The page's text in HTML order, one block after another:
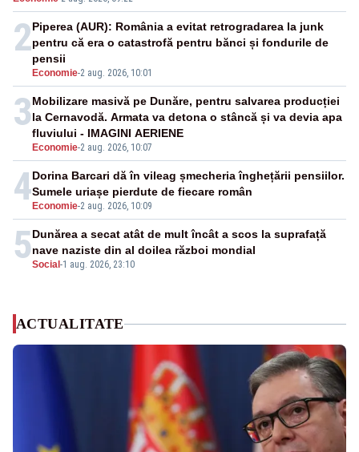
2
Economie-2 aug. 2026, 10:01
Piperea (AUR): România a evitat retrogradarea la junk
pentru că era o catastrofă pentru bănci și fondurile de
pensii
3
Economie-2 aug. 2026, 10:07
Mobilizare masivă pe Dunăre, pentru salvarea producției
la Cernavodă. Armata va detona o stâncă și va devia apa
fluviului - IMAGINI AERIENE
4 Economie-2 aug. 2026, 10:09
Dorina Barcari dă în vileag șmecheria înghețării pensiilor.
Sumele uriașe pierdute de fiecare român
5Social -1 aug. 2026, 23:10
Dunărea a secat atât de mult încât a scos la suprafață
nave naziste din al doilea război mondial
ACTUALITATE